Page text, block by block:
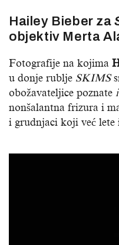
Hailey Bieber za
objektiv Merta
Fotografije na kojima
u donje rublje SKIMS
obožavateljice poznate
nonšalantna frizura i
i grudnjaci koji već lete